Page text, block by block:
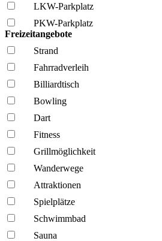
LKW-Parkplatz
PKW-Parkplatz
Freizeitangebote
Strand
Fahrrad­verleih
Billiardtisch
Bowling
Dart
Fitness
Grillmöglich­keit
Wanderwege
Attraktionen
Spielplätze
Schwimmbad
Sauna